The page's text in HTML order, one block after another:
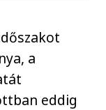
a
eddig